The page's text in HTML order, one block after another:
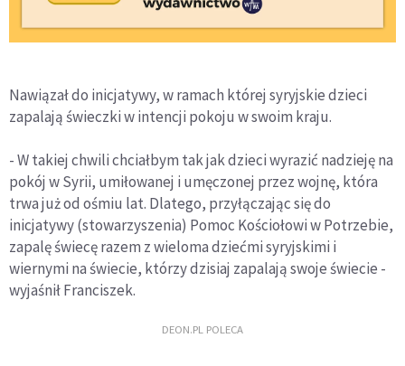
Nawiązał do inicjatywy, w ramach której syryjskie dzieci
zapalają świeczki w intencji pokoju w swoim kraju.
- W takiej chwili chciałbym tak jak dzieci wyrazić nadzieję na
pokój w Syrii, umiłowanej i umęczonej przez wojnę, która
trwa już od ośmiu lat. Dlatego, przyłączając się do
inicjatywy (stowarzyszenia) Pomoc Kościołowi w Potrzebie,
zapalę świecę razem z wieloma dziećmi syryjskimi i
wiernymi na świecie, którzy dzisiaj zapalają swoje świecie -
wyjaśnił Franciszek.
DEON.PL POLECA